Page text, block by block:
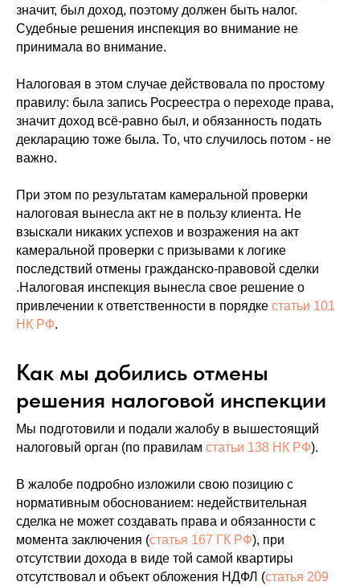
значит, был доход, поэтому должен быть налог.
Судебные решения инспекция во внимание не
принимала во внимание.
Налоговая в этом случае действовала по простому
правилу: была запись Росреестра о переходе права,
значит доход всё-равно был, и обязанность подать
декларацию тоже была. То, что случилось потом - не
важно.
При этом по результатам камеральной проверки
налоговая вынесла акт не в пользу клиента. Не
взыскали никаких успехов и возражения на акт
камеральной проверки с призывами к логике
последствий отмены гражданско-правовой сделки
.Налоговая инспекция вынесла свое решение о
привлечении к ответственности в порядке статьи 101
НК РФ.
Как мы добились отмены
решения налоговой инспекции
Мы подготовили и подали жалобу в вышестоящий
налоговый орган (по правилам статьи 138 НК РФ).
В жалобе подробно изложили свою позицию с
нормативным обоснованием: недействительная
сделка не может создавать права и обязанности с
момента заключения (статья 167 ГК РФ), при
отсутствии дохода в виде той самой квартиры
отсутствовал и объект обложения НДФЛ (статья 209